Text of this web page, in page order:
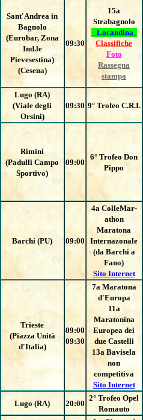
Sant'Andrea in
Bagnolo
(Eurobar, Zona
Ind.le
Pievesestina)
(Cesena)
09:30
15a
Strabagnolo
Locandina
Classifiche
Foto
Rassegna
stampa
Lugo (RA)
(Viale degli
Orsini)
09:30 9° Trofeo C.R.I.
Rimini
(Padulli Campo
Sportivo)
09:00
6° Trofeo Don
Pippo
Barchi (PU) 09:00
4a ColleMar-
athon
Maratona
Internazonale
(da Barchi a
Fano)
Sito Internet
Trieste
(Piazza Unità
d'Italia)
09:00
09:30
7a Maratona
d'Europa
11a
Maratonina
Europea dei
due Castelli
13a Bavisela
non
competitiva
Sito Internet
Lugo (RA) 20:00
2° Trofeo Opel
Romauto